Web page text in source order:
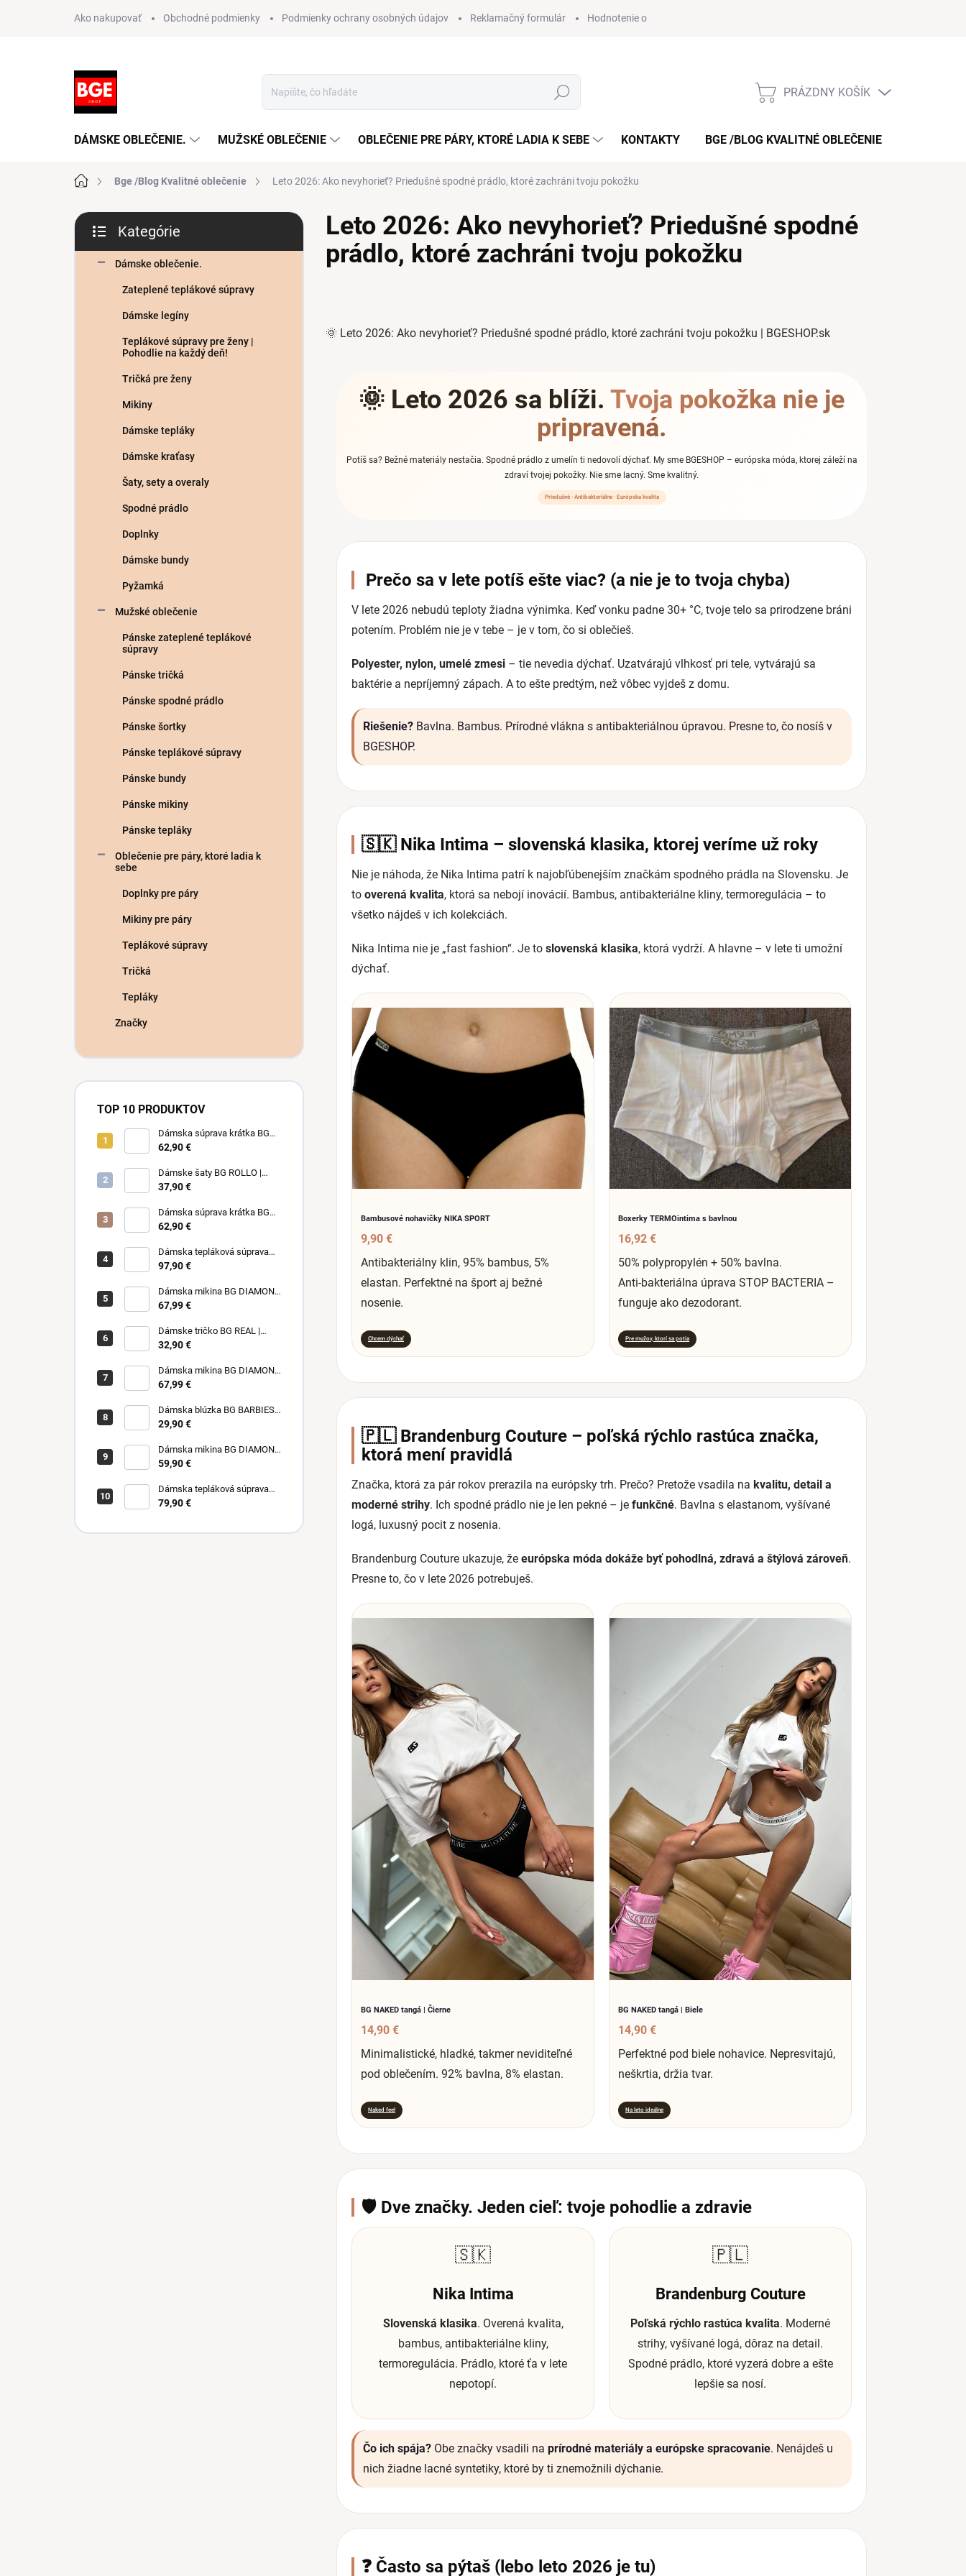
Ako nakupovať Obchodné podmienky Podmienky ochrany osobných údajov Reklamačný formulár Hodnotenie obchodu
Hľadať
NÁKUPNÝ
PRÁZDNY KOŠÍK
DÁMSKE OBLEČENIE. MUŽSKÉ OBLEČENIE OBLEČENIE PRE PÁRY, KTORÉ LADIA K SEBE KONTAKTY BGE /BLOG KVALITNÉ OBLEČENIE
DomovBge /Blog Kvalitné oblečenie Leto 2026: Ako nevyhorieť? Priedušné spodné prádlo, ktoré zachráni tvoju pokožku
B
Kategórie
Dámske oblečenie.
Zateplené teplákové súpravy
Dámske legíny
Teplákové súpravy pre ženy |
Pohodlie na každý deň!
Tričká pre ženy
Mikiny
Dámske tepláky
Dámske kraťasy
Šaty, sety a overaly
Spodné prádlo
Doplnky
Dámske bundy
Pyžamká
Mužské oblečenie
Pánske zateplené teplákové
súpravy
Pánske tričká
Pánske spodné prádlo
Pánske šortky
Pánske teplákové súpravy
Pánske bundy
Pánske mikiny
Pánske tepláky
Oblečenie pre páry, ktoré ladia k
sebe
Doplnky pre páry
Mikiny pre páry
Teplákové súpravy
Tričká
Tepláky
Značky
TOP 10 PRODUKTOV
Dámska súprava krátka BG
LIMIT | MOKKA
62,90 €
Dámske šaty BG ROLLO |
RUŽOVO-FUCHSIOVÉ
37,90 €
Dámska súprava krátka BG
LIMIT | RUŽOVÁ
62,90 €
Dámska tepláková súprava
BG EVER | BORDOVÁ
97,90 €
Dámska mikina BG DIAMOND
| RUŽOVÁ
67,99 €
Dámske tričko BG REAL |
ČOKOLÁDA
32,90 €
Dámska mikina BG DIAMOND
| ČIERNA
67,99 €
Dámska blúzka BG BARBIES |
ČIERNA
29,90 €
Dámska mikina BG DIAMOND
| BORDOVÁ
59,90 €
Dámska tepláková súprava
BG EMU | BÉŽOVÁ
79,90 €
Leto 2026: Ako nevyhorieť? Priedušné spodné
prádlo, ktoré zachráni tvoju pokožku
🌞 Leto 2026: Ako nevyhorieť? Priedušné spodné prádlo, ktoré zachráni tvoju pokožku | BGESHOP.sk
🌞 Leto 2026 sa blíži. Tvoja pokožka nie je
pripravená.
Potíš sa? Bežné materiály nestačia. Spodné prádlo z umelín ti nedovolí dýchať. My sme BGESHOP – európska móda, ktorej záleží na
zdraví tvojej pokožky. Nie sme lacný. Sme kvalitný.
Priedušné · Antibakteriálne · Európska kvalita
Prečo sa v lete potíš ešte viac? (a nie je to tvoja chyba)
V lete 2026 nebudú teploty žiadna výnimka. Keď vonku padne 30+ °C, tvoje telo sa prirodzene bráni
potením. Problém nie je v tebe – je v tom, čo si oblečieš.
Polyester, nylon, umelé zmesi – tie nevedia dýchať. Uzatvárajú vlhkosť pri tele, vytvárajú sa
baktérie a nepríjemný zápach. A to ešte predtým, než vôbec vyjdeš z domu.
Riešenie? Bavlna. Bambus. Prírodné vlákna s antibakteriálnou úpravou. Presne to, čo nosíš v
BGESHOP.
🇸🇰 Nika Intima – slovenská klasika, ktorej veríme už roky
Nie je náhoda, že Nika Intima patrí k najobľúbenejším značkám spodného prádla na Slovensku. Je
to overená kvalita, ktorá sa nebojí inovácií. Bambus, antibakteriálne kliny, termoregulácia – to
všetko nájdeš v ich kolekciách.
Nika Intima nie je „fast fashion“. Je to slovenská klasika, ktorá vydrží. A hlavne – v lete ti umožní
dýchať.
Bambusové nohavičky NIKA SPORT
9,90 €
Antibakteriálny klin, 95% bambus, 5%
elastan. Perfektné na šport aj bežné
nosenie.
Chcem dýchať
Boxerky TERMOintima s bavlnou
16,92 €
50% polypropylén + 50% bavlna.
Anti‑bakteriálna úprava STOP BACTERIA –
funguje ako dezodorant.
Pre mužov, ktorí sa potia
🇵🇱 Brandenburg Couture – poľská rýchlo rastúca značka,
ktorá mení pravidlá
Značka, ktorá za pár rokov prerazila na európsky trh. Prečo? Pretože vsadila na kvalitu, detail a
moderné strihy. Ich spodné prádlo nie je len pekné – je funkčné. Bavlna s elastanom, vyšívané
logá, luxusný pocit z nosenia.
Brandenburg Couture ukazuje, že európska móda dokáže byť pohodlná, zdravá a štýlová zároveň.
Presne to, čo v lete 2026 potrebuješ.
BG NAKED tangá | Čierne
14,90 €
Minimalistické, hladké, takmer neviditeľné
pod oblečením. 92% bavlna, 8% elastan.
Naked feel
BG NAKED tangá | Biele
14,90 €
Perfektné pod biele nohavice. Nepresvitajú,
neškrtia, držia tvar.
Na leto ideálne
🛡️ Dve značky. Jeden cieľ: tvoje pohodlie a zdravie
🇸🇰
Nika Intima
Slovenská klasika. Overená kvalita,
bambus, antibakteriálne kliny,
termoregulácia. Prádlo, ktoré ťa v lete
nepotopí.
🇵🇱
Brandenburg Couture
Poľská rýchlo rastúca kvalita. Moderné
strihy, vyšívané logá, dôraz na detail.
Spodné prádlo, ktoré vyzerá dobre a ešte
lepšie sa nosí.
Čo ich spája? Obe značky vsadili na prírodné materiály a európske spracovanie. Nenájdeš u
nich žiadne lacné syntetiky, ktoré by ti znemožnili dýchanie.
❓ Často sa pýtaš (lebo leto 2026 je tu)